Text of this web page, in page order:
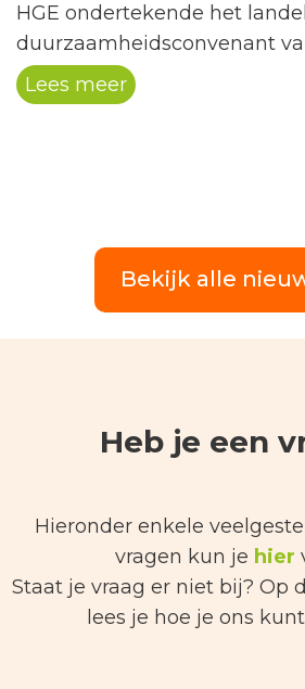
HGE ondertekende het
duurzaamheidsconvenant
golfbranche. HGM
Berkhout vertelt wat
Lees meer
Bekijk alle
Heb je een
Hieronder enkele
vragen kun je hier
Staat je vraag er niet bij? Op
lees je hoe je ons